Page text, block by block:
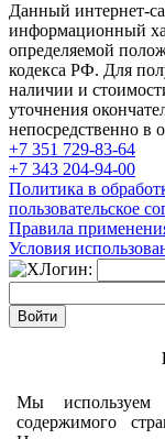
Данный интернет-
информационный
определяемой
кодекса РФ. Для
наличии и
уточнения
непосредственно в
+7 351 729-83-64
+7 343 204-94-00
Политика в
пользовательское
Правила
Условия
Логин:
Мы используем
содержимого